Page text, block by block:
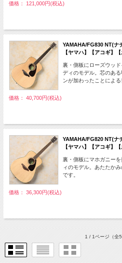
価格： 121,000円(税込)
YAMAHA/FG830 NT(ナ
【ヤマハ】【アコギ】
裏・側板にローズウッ
ディのモデル。芯のあ
ンが加わったことによる
価格： 40,700円(税込)
YAMAHA/FG820 NT(ナ
【ヤマハ】【アコギ】
裏・側板にマホガニー
ィのモデル。あたたか
です。
価格： 36,300円(税込)
1 / 1ページ（全